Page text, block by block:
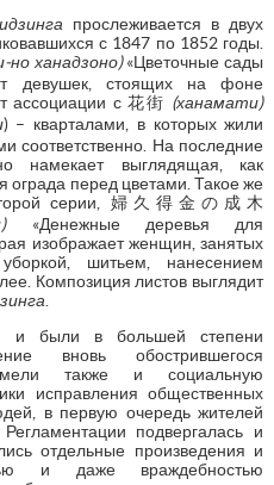
прослеживается в двух
с 1847 по 1852 годы.
но ханадзоно)«Цветочные сады
девушек, стоящих на фоне
ассоциации с 花街 (ханамати)
) – кварталами, в которых жили
соответственно. На последние
намекает выглядящая, как
ограда перед цветами. Такое же
серии, 婦久得金の成木
«Денежные деревья для
изображает женщин, занятых
шитьем, нанесением
Композиция листов выглядит
.
и были в большей степени
вновь обострившегося
также и социальную
исправления общественных
в первую очередь жителей
подвергалась и
отдельные произведения и
и даже враждебностью